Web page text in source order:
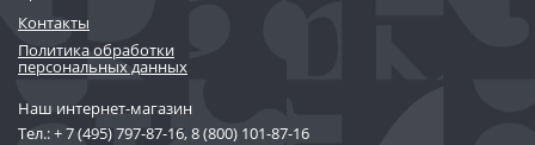
Контакты
Политика обработки
персональных данных
Наш интернет-магазин
Тел.:+ 7 (495) 797-87-16,8 (800) 101-87-16